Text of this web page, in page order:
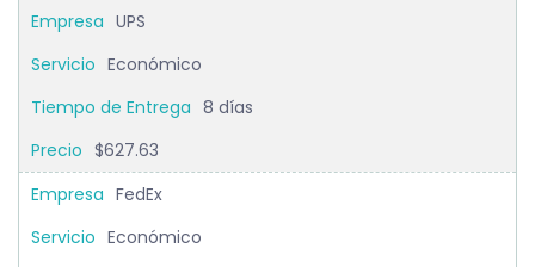
UPS
Económico
8 días
$627.63
FedEx
Económico